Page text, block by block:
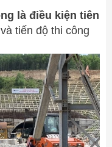
là điều kiện tiên
tiến độ thi công